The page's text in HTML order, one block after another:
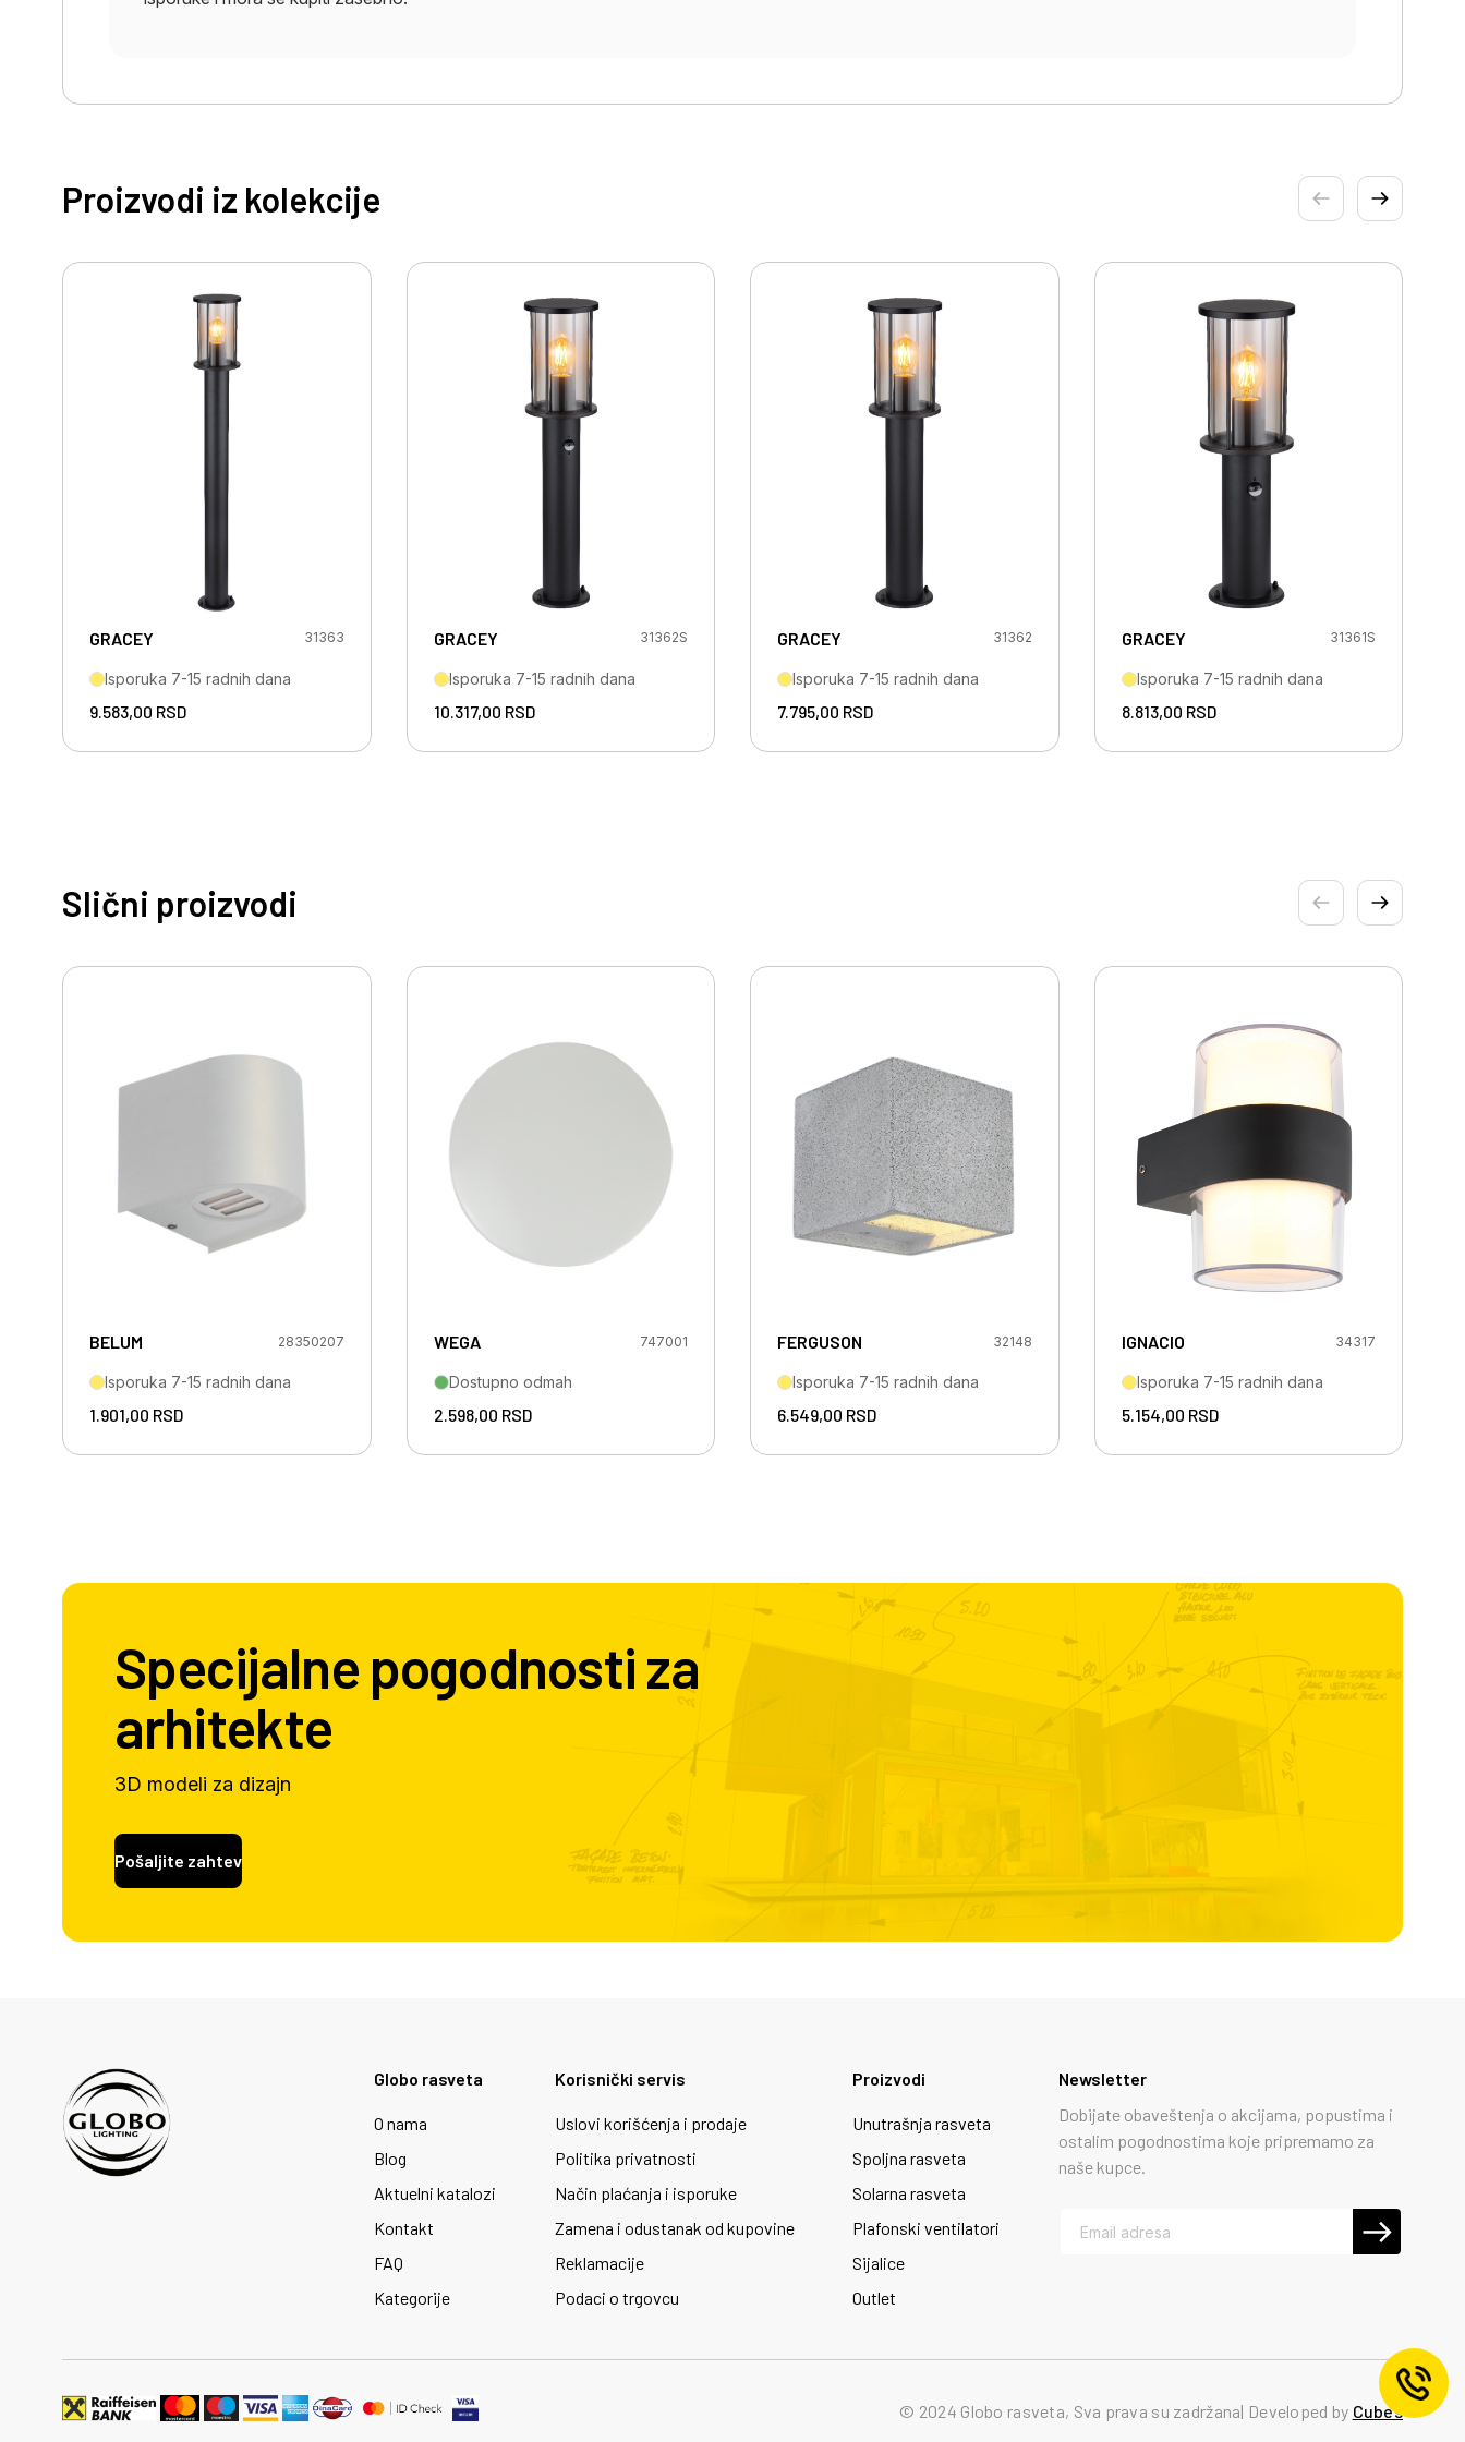
Proizvodi iz kolekcije
GRACEY 31363
Isporuka 7-15 radnih dana
9.583,00 RSD
GRACEY 31362S
Isporuka 7-15 radnih dana
10.317,00 RSD
GRACEY 31362
Isporuka 7-15 radnih dana
7.795,00 RSD
GRACEY 31361S
Isporuka 7-15 radnih dana
8.813,00 RSD
Slični proizvodi
BELUM 28350207
Isporuka 7-15 radnih dana
1.901,00 RSD
WEGA 747001
Dostupno odmah
2.598,00 RSD
FERGUSON 32148
Isporuka 7-15 radnih dana
6.549,00 RSD
IGNACIO 34317
Isporuka 7-15 radnih dana
5.154,00 RSD
Specijalne pogodnosti za
arhitekte
3D modeli za dizajn
Pošaljite zahtev
Globo rasveta
O nama
Blog
Aktuelni katalozi
Kontakt
FAQ
Kategorije
Korisnički servis
Uslovi korišćenja i prodaje
Politika privatnosti
Način plaćanja i isporuke
Zamena i odustanak od kupovine
Reklamacije
Podaci o trgovcu
Proizvodi
Unutrašnja rasveta
Spoljna rasveta
Solarna rasveta
Plafonski ventilatori
Sijalice
Outlet
Newsletter
Dobijate obaveštenja o akcijama, popustima i
ostalim pogodnostima koje pripremamo za
naše kupce.
© 2024 Globo rasveta, Sva prava su zadržana Developed by Cubes